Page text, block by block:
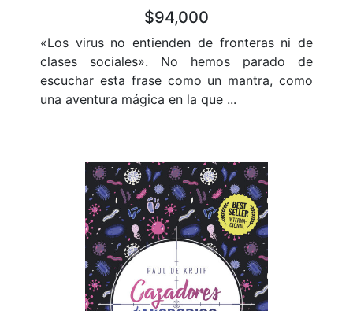
$94,000
«Los virus no entienden de fronteras ni de
clases sociales». No hemos parado de
escuchar esta frase como un mantra, como
una aventura mágica en la que ...